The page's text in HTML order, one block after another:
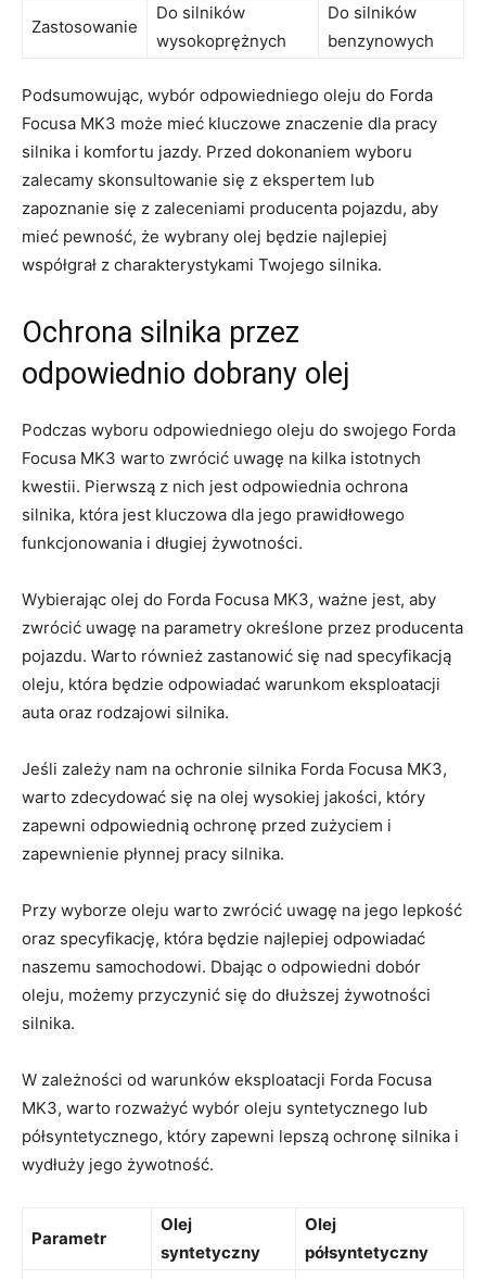
Zastosowanie
Do silników
wysokoprężnych
Do silników
benzynowych
Podsumowując, wybór odpowiedniego oleju do Forda
Focusa MK3 może⁣ mieć kluczowe⁢ znaczenie dla pracy
silnika i komfortu jazdy. Przed dokonaniem wyboru
zalecamy‍ skonsultowanie się z ekspertem lub
zapoznanie się z zaleceniami producenta pojazdu, aby
mieć pewność, że wybrany⁤ olej będzie najlepiej
współgrał⁢ z charakterystykami Twojego silnika.
Ochrona silnika przez​
odpowiednio dobrany ⁣olej
Podczas ⁢wyboru ‍odpowiedniego oleju do swojego Forda
Focusa MK3 warto‍ zwrócić uwagę ⁤na kilka istotnych
kwestii. Pierwszą ‍z nich jest odpowiednia ochrona
silnika,‍ która jest kluczowa dla jego prawidłowego
funkcjonowania i ‌długiej⁣ żywotności.
Wybierając olej do Forda Focusa MK3, ważne jest, aby
zwrócić uwagę na parametry określone przez producenta‌
pojazdu. ⁢Warto również zastanowić ⁣się nad specyfikacją
oleju, która ⁤będzie odpowiadać warunkom eksploatacji
auta oraz rodzajowi silnika.
Jeśli zależy nam na ochronie silnika Forda ⁣Focusa​ MK3,
⁢warto ⁣zdecydować⁣ się na olej wysokiej jakości, ⁣który
zapewni odpowiednią ochronę przed ⁢zużyciem i
zapewnienie płynnej pracy silnika.
Przy‌ wyborze oleju‍ warto⁢ zwrócić uwagę na jego lepkość
oraz specyfikację, która będzie najlepiej odpowiadać
naszemu samochodowi. ⁣Dbając o odpowiedni dobór
oleju, możemy przyczynić się do dłuższej żywotności
silnika.
W zależności od warunków eksploatacji Forda Focusa ​
MK3, warto rozważyć wybór oleju syntetycznego ⁣lub
półsyntetycznego, który zapewni lepszą ochronę silnika i
wydłuży jego żywotność.
Parametr
Olej⁢
syntetyczny
Olej
półsyntetyczny